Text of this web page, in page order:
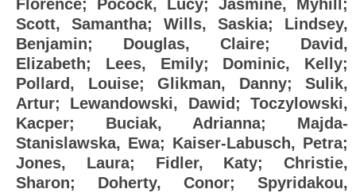
Florence; Pocock, Lucy; Jasmine, Myhill ;
Scott, Samantha; Wills, Saskia; Lindsey,
Benjamin; Douglas, Claire; David,
Elizabeth; Lees, Emily; Dominic, Kelly;
Pollard, Louise; Glikman, Danny; Sulik,
Artur; Lewandowski, Dawid ;Toczylowski,
Kacper; Buciak, Adrianna; Majda-
Stanislawska, Ewa; Kaiser-Labusch, Petra;
Jones, Laura; Fidler, Katy; Christie,
Sharon; Doherty, Conor; Spyridakou,